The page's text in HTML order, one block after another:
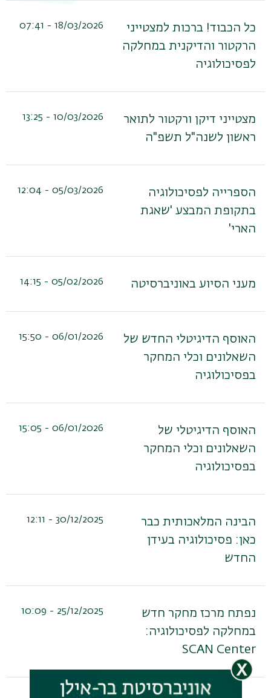
כל הכבוד! ברכות למצטייני
הרקטור והדיקנית במחלקה
לפסיכולוגיה
18/03/2026 - 07:41
מצטייני דיקן ורקטור לתואר
ראשון לשנה"ל תשפ"ה
10/03/2026 - 13:25
הספרייה לפסיכולוגיה
בתקופת המבצע 'שאגת
הארי'
05/03/2026 - 12:04
מעני הסיוע באוניברסיטה 05/02/2026 - 14:15
האוסף הדיגיטלי החדש של
השאלונים וכלי המחקר
בפסיכולוגיה
06/01/2026 - 15:50
האוסף הדיגיטלי של
השאלונים וכלי המחקר
בפסיכולוגיה
06/01/2026 - 15:05
הבינה המלאכותית כבר
כאן: פסיכולוגיה בעידן
החדש
30/12/2025 - 12:11
נפתח מרכז מחקר חדש
במחלקה לפסיכולוגיה:
SCAN Center
25/12/2025 - 10:09